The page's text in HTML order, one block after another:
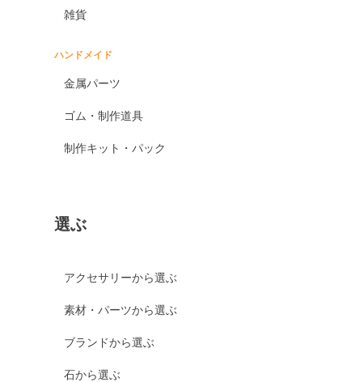
雑貨
ハンドメイド
金属パーツ
ゴム・制作道具
制作キット・パック
選ぶ
アクセサリーから選ぶ
素材・パーツから選ぶ
ブランドから選ぶ
石から選ぶ